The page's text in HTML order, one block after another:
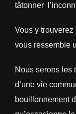
tâtonner
Vous y
vous ressemble
Nous serons les
d’une vie
bouillonnement